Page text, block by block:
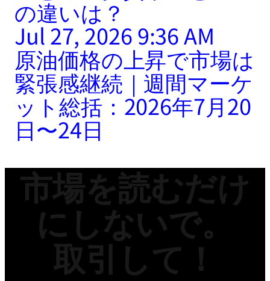
の違いは？
Jul 27, 2026 9:36 AM
原油価格の上昇で市場は
緊張感継続｜週間マーケ
ット総括：2026年7月20
日〜24日
市場を読むだけ
にしないで。
取引して！